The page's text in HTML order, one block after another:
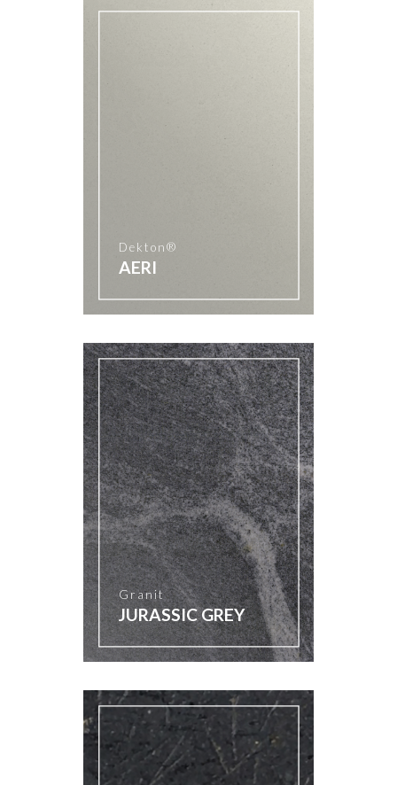
Dekton®
AERI
Granit
JURASSIC GREY